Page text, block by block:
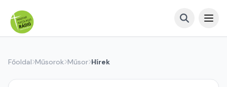
Főoldal Műsorok Műsor Hírek